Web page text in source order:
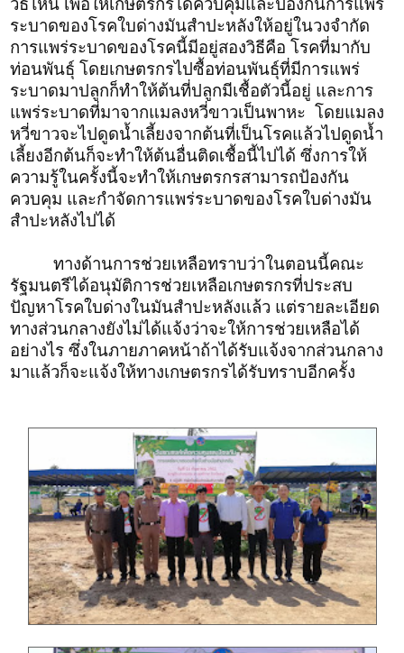
วิธีไหน เพื่อให้เกษตรกรได้ควบคุมและป้องกันการแพร่
ระบาดของโรคใบด่างมันสำปะหลังให้อยู่ในวงจำกัด
การแพร่ระบาดของโรคนี้มีอยู่สองวิธีคือ โรคที่มากับ
ท่อนพันธุ์ โดยเกษตรกรไปซื้อท่อนพันธุ์ที่มีการแพร่
ระบาดมาปลูกก็ทำให้ต้นที่ปลูกมีเชื้อตัวนี้อยู่ และการ
แพร่ระบาดที่มาจากแมลงหวี่ขาวเป็นพาหะ โดยแมลง
หวี่ขาวจะไปดูดน้ำเลี้ยงจากต้นที่เป็นโรคแล้วไปดูดน้ำ
เลี้ยงอีกต้นก็จะทำให้ต้นอื่นติดเชื้อนี้ไปได้ ซึ่งการให้
ความรู้ในครั้งนี้จะทำให้เกษตรกรสามารถป้องกัน
ควบคุม และกำจัดการแพร่ระบาดของโรคใบด่างมัน
สำปะหลังไปได้
ทางด้านการช่วยเหลือทราบว่าในตอนนี้คณะ
รัฐมนตรีได้อนุมัติการช่วยเหลือเกษตรกรที่ประสบ
ปัญหาโรคใบด่างในมันสำปะหลังแล้ว แต่รายละเอียด
ทางส่วนกลางยังไม่ได้แจ้งว่าจะให้การช่วยเหลือได้
อย่างไร ซึ่งในภายภาคหน้าถ้าได้รับแจ้งจากส่วนกลาง
มาแล้วก็จะแจ้งให้ทางเกษตรกรได้รับทราบอีกครั้ง